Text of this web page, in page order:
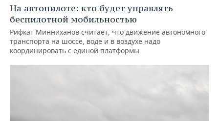
На автопилоте: кто будет управлять
беспилотной мобильностью
Рифкат Минниханов считает, что движение автономного
транспорта на шоссе, воде и в воздухе надо
координировать с единой платформы